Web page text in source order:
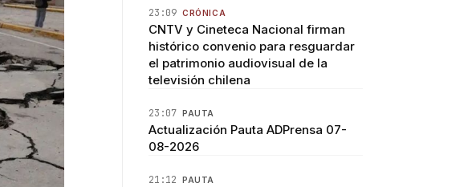
23:09 CRÓNICA
CNTV y Cineteca Nacional firman
histórico convenio para resguardar
el patrimonio audiovisual de la
televisión chilena
23:07 PAUTA
Actualización Pauta ADPrensa 07-
08-2026
21:12 PAUTA